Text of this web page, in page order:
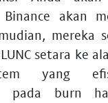
akan
mereka
setara ke
yang
pada burn